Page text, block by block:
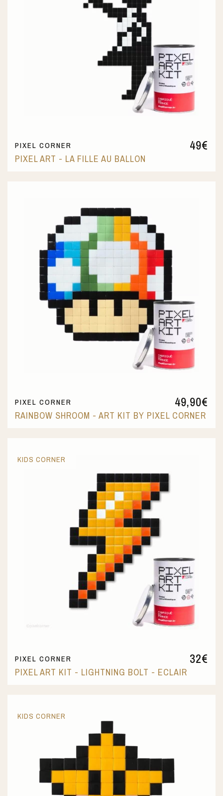
49€
PIXEL CORNER
PIXEL ART - LA FILLE AU BALLON
49,90€
PIXEL CORNER
RAINBOW SHROOM - ART KIT BY PIXEL CORNER
32€
PIXEL CORNER
PIXEL ART KIT - LIGHTNING BOLT - ECLAIR
KIDS CORNER
KIDS CORNER